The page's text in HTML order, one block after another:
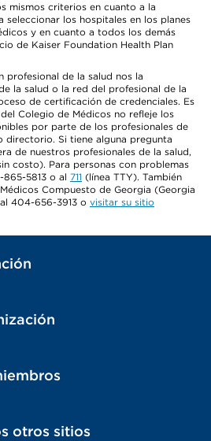
mismos criterios en cuanto a la
los hospitales en los planes
y en cuanto a todos los demás
de Kaiser Foundation Health Plan
profesional de la salud nos la
la salud o la red del profesional de la
de certificación de credenciales. Es
Colegio de Médicos no refleje los
por parte de los profesionales de
directorio. Si tiene alguna pregunta
de nuestros profesionales de la salud,
costo). Para personas con problemas
5813 o al 711 (línea TTY). También
Compuesto de Georgia (Georgia
404-656-3913 o visitar su sitio
otros sitios